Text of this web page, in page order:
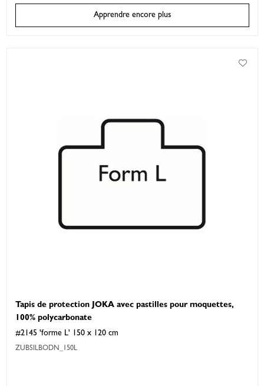
Apprendre encore plus
Tapis de protection JOKA avec pastilles pour moquettes,
100% polycarbonate
#2145 'forme L' 150 x 120 cm
ZUBSILBODN_150L